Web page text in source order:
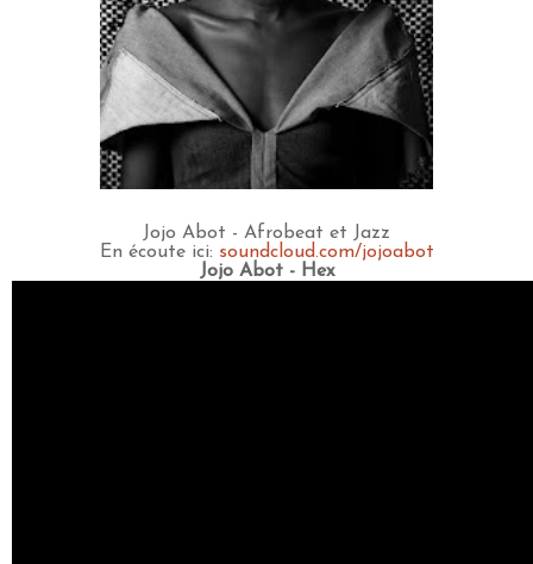
Jojo Abot - Afrobeat et Jazz
En écoute ici: soundcloud.com/jojoabot
Jojo Abot - Hex